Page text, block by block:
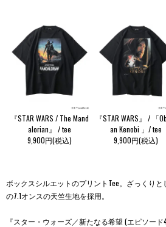
『STAR WARS / The Mand
alorian』 / tee
9,900円(税込)
『STAR WARS』 / 「
an Kenobi 」/ tee
9,900円(税込)
ボックスシルエットのプリントTee。ざっくり
の7.1オンスの天竺生地を採用。
『スター・ウォーズ／新たなる希望 (エピソー